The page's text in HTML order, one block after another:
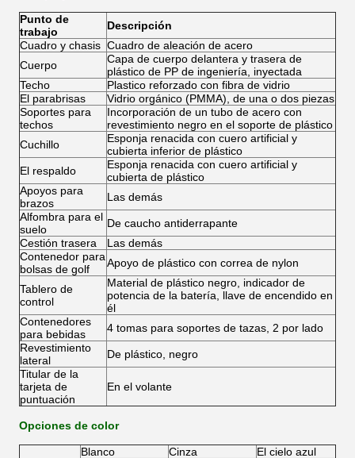
Punto de
trabajo
Descripción
Cuadro y chasis Cuadro de aleación de acero
Cuerpo
Capa de cuerpo delantera y trasera de
plástico de PP de ingeniería, inyectada
Techo
Plastico reforzado con fibra de vidrio
El parabrisas
Vidrio orgánico (PMMA), de una o dos piezas
Soportes para
techos
Incorporación de un tubo de acero con
revestimiento negro en el soporte de plástico
Cuchillo
Esponja renacida con cuero artificial y
cubierta inferior de plástico
El respaldo
Esponja renacida con cuero artificial y
cubierta de plástico
Apoyos para
brazos
Las demás
Alfombra para el
suelo
De caucho antiderrapante
Cestión trasera
Las demás
Contenedor para
bolsas de golf
Apoyo de plástico con correa de nylon
Tablero de
control
Material de plástico negro, indicador de
potencia de la batería, llave de encendido en
él
Contenedores
para bebidas
4 tomas para soportes de tazas, 2 por lado
Revestimiento
lateral
De plástico, negro
Titular de la
tarjeta de
puntuación
En el volante
Opciones de color
Blanco Cinza
El cielo azul